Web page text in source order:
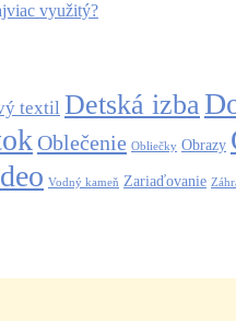
využitý?
textil Detská izba
Oblečenie Obliečky Obrazy
Vodný kameň Zariaďovanie